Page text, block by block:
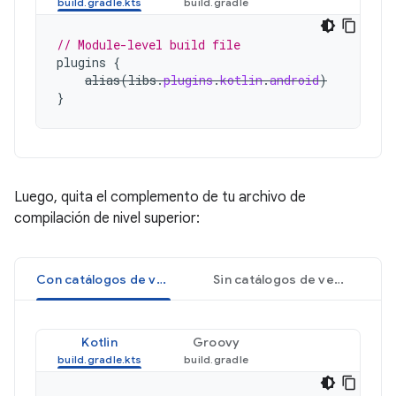
// Module-level build file
plugins {
alias(libs.plugins.kotlin.android)
}
Luego, quita el complemento de tu archivo de
compilación de nivel superior:
Con catálogos de versiones Sin catálogos de versiones
Kotlin Groovy